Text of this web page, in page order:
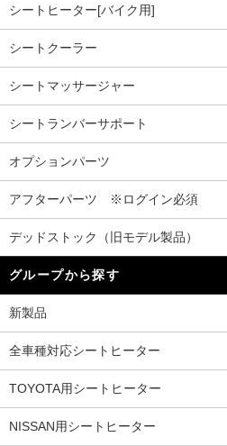
シートヒーター[バイク用]
シートクーラー
シートマッサージャー
シートランバーサポート
オプションパーツ
アフターパーツ ※ログイン必須
デッドストック（旧モデル製品）
グループから探す
新製品
全車種対応シートヒーター
TOYOTA用シートヒーター
NISSAN用シートヒーター